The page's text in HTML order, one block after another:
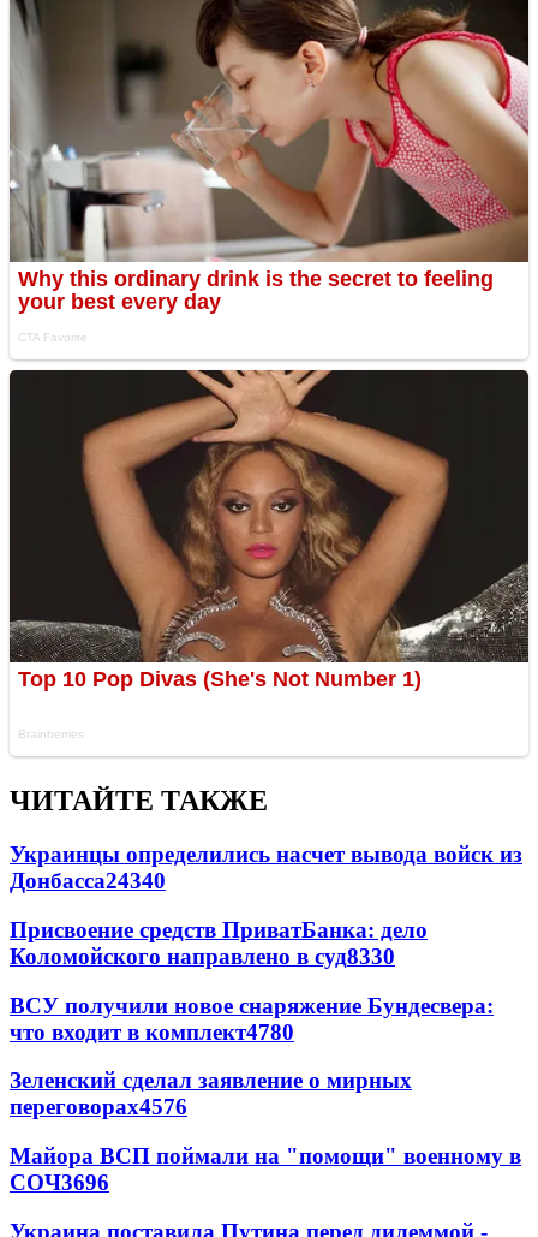
ЧИТАЙТЕ ТАКЖЕ
Украинцы определились насчет вывода войск из
Донбасса24340
Присвоение средств ПриватБанка: дело
Коломойского направлено в суд8330
ВСУ получили новое снаряжение Бундесвера:
что входит в комплект4780
Зеленский сделал заявление о мирных
переговорах4576
Майора ВСП поймали на "помощи" военному в
СОЧ3696
Украина поставила Путина перед дилеммой -